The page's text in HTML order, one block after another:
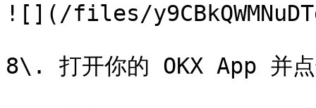
![](/files/
8\. 打开你的 OKX App 并